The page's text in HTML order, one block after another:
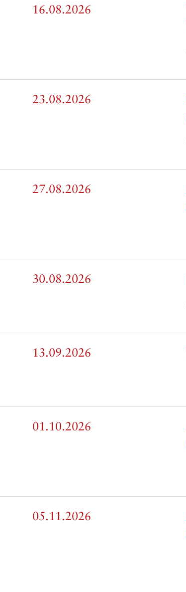
16.08.2026
23.08.2026
27.08.2026
30.08.2026
13.09.2026
01.10.2026
05.11.2026